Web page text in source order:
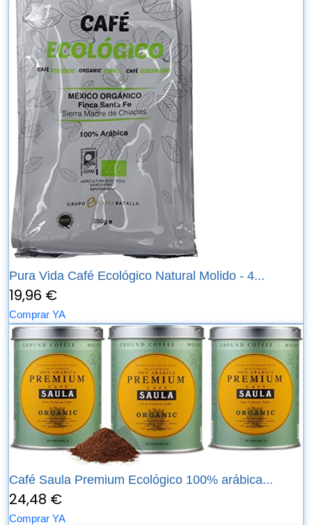
Pura Vida Café Ecológico Natural Molido - 4...
19,96 €
Comprar YA
Café Saula Premium Ecológico 100% arábica...
24,48 €
Comprar YA